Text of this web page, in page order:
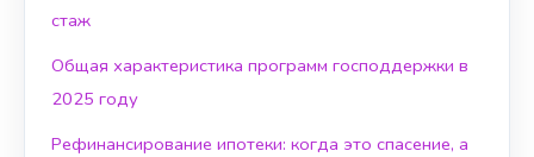
стаж
Общая характеристика программ господдержки в
2025 году
Рефинансирование ипотеки: когда это спасение, а